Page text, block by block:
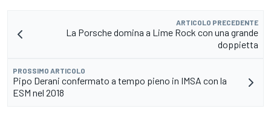
ARTICOLO PRECEDENTE
La Porsche domina a Lime Rock con una grande
doppietta
PROSSIMO ARTICOLO
Pipo Derani confermato a tempo pieno in IMSA con la
ESM nel 2018